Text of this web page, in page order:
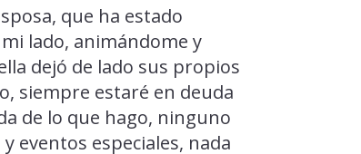
que ha estado
lado, animándome y
dejó de lado sus propios
siempre estaré en deuda
de lo que hago, ninguno
eventos especiales, nada